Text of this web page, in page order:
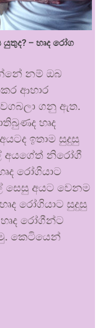
– හෘද රෝග
නම් ඔබ
ආහාර
ගනු ඇත.
හෘද
ඉතාම සුදුසු
අයගේත් නිරෝගී
රෝගියාට
සෙසු අයට වෙනම
රෝගියාට සුදුසු
රෝගීන්ට
කෙටියෙන්